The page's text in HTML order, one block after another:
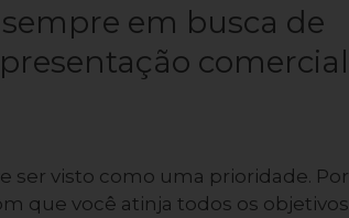
em busca de
comercial
ser visto como uma prioridade. Por
que você atinja todos os objetivos